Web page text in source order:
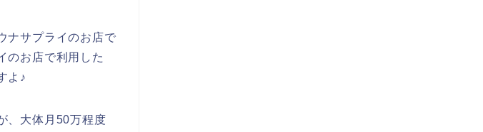
ナサプライのお店で
のお店で利用した
よ♪
、大体月50万程度